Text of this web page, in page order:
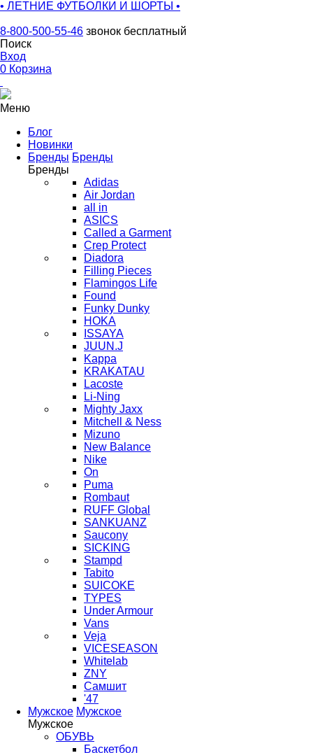
• ЛЕТНИЕ ФУТБОЛКИ И ШОРТЫ •
8-800-500-55-46 звонок бесплатный
Поиск
Вход
0 Корзина
Меню
Блог
Новинки
Бренды Бренды
Бренды
Adidas
Air Jordan
all in
ASICS
Called a Garment
Crep Protect
Diadora
Filling Pieces
Flamingos Life
Found
Funky Dunky
HOKA
ISSAYA
JUUN.J
Kappa
KRAKATAU
Lacoste
Li-Ning
Mighty Jaxx
Mitchell & Ness
Mizuno
New Balance
Nike
On
Puma
Rombaut
RUFF Global
SANKUANZ
Saucony
SICKING
Stampd
Tabito
SUICOKE
TYPES
Under Armour
Vans
Veja
VICESEASON
Whitelab
ZNY
Самшит
'47
Мужское Мужское
Мужское
ОБУВЬ
Баскетбол